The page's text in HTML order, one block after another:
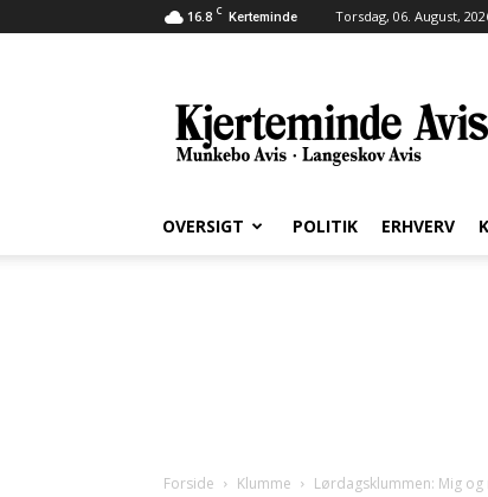
16.8 C Kerteminde Torsdag, 06. August,
Avis
OVERSIGT POLITIK ERHVERV
Forside Klumme Lørdagsklummen: Mig